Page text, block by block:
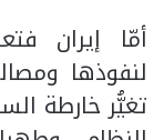
أمّا إيران
لنفوذها
تغيُّر خارطة